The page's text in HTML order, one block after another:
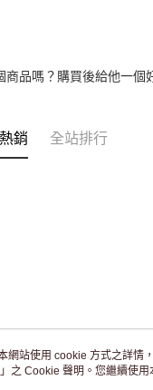
商品嗎？購買後給他一個
銷 全站排行
關於我們
網站使用 cookie 方式之詳情
」之 Cookie 聲明。您繼續使